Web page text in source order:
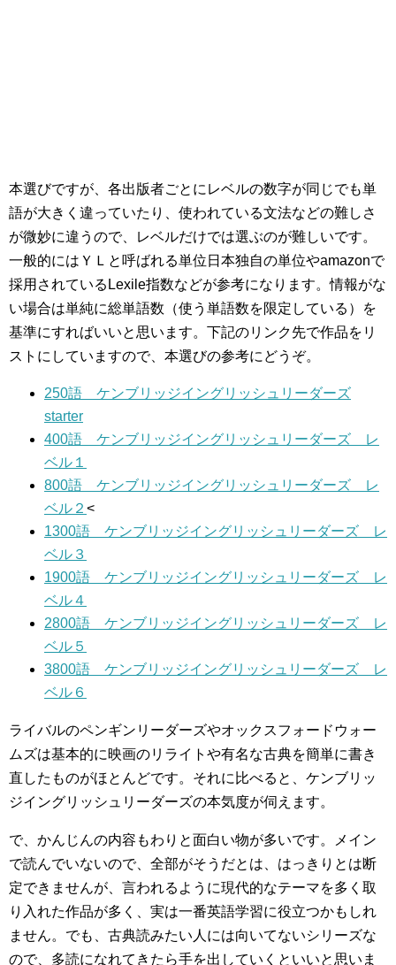
本選びですが、各出版者ごとにレベルの数字が同じでも単
語が大きく違っていたり、使われている文法などの難しさ
が微妙に違うので、レベルだけでは選ぶのが難しいです。
一般的にはＹＬと呼ばれる単位日本独自の単位やamazonで
採用されているLexile指数などが参考になります。情報がな
い場合は単純に総単語数（使う単語数を限定している）を
基準にすればいいと思います。下記のリンク先で作品をリ
ストにしていますので、本選びの参考にどうぞ。
250語 ケンブリッジイングリッシュリーダーズ
starter
400語 ケンブリッジイングリッシュリーダーズ レ
ベル１
800語 ケンブリッジイングリッシュリーダーズ レ
ベル２ <
1300語 ケンブリッジイングリッシュリーダーズ レ
ベル３
1900語 ケンブリッジイングリッシュリーダーズ レ
ベル４
2800語 ケンブリッジイングリッシュリーダーズ レ
ベル５
3800語 ケンブリッジイングリッシュリーダーズ レ
ベル６
ライバルのペンギンリーダーズやオックスフォードウォー
ムズは基本的に映画のリライトや有名な古典を簡単に書き
直したものがほとんどです。それに比べると、ケンブリッ
ジイングリッシュリーダーズの本気度が伺えます。
で、かんじんの内容もわりと面白い物が多いです。メイン
で読んでいないので、全部がそうだとは、はっきりとは断
定できませんが、言われるように現代的なテーマを多く取
り入れた作品が多く、実は一番英語学習に役立つかもしれ
ません。でも、古典読みたい人には向いてないシリーズな
ので、多読になれてきたら手を出していくといいと思いま